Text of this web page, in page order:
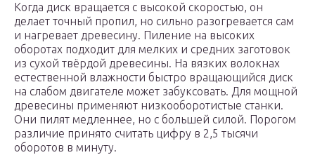
Когда диск вращается с высокой скоростью, он
делает точный пропил, но сильно разогревается сам
и нагревает древесину. Пиление на высоких
оборотах подходит для мелких и средних заготовок
из сухой твёрдой древесины. На вязких волокнах
естественной влажности быстро вращающийся диск
на слабом двигателе может забуксовать. Для мощной
древесины применяют низкооборотистые станки.
Они пилят медленнее, но с большей силой. Порогом
различие принято считать цифру в 2,5 тысячи
оборотов в минуту.